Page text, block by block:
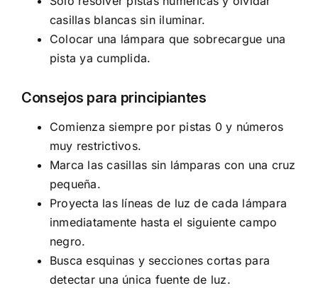
casillas blancas sin iluminar.
Colocar una lámpara que sobrecargue una
pista ya cumplida.
Consejos para principiantes
Comienza siempre por pistas 0 y números
muy restrictivos.
Marca las casillas sin lámparas con una cruz
pequeña.
Proyecta las líneas de luz de cada lámpara
inmediatamente hasta el siguiente campo
negro.
Busca esquinas y secciones cortas para
detectar una única fuente de luz.